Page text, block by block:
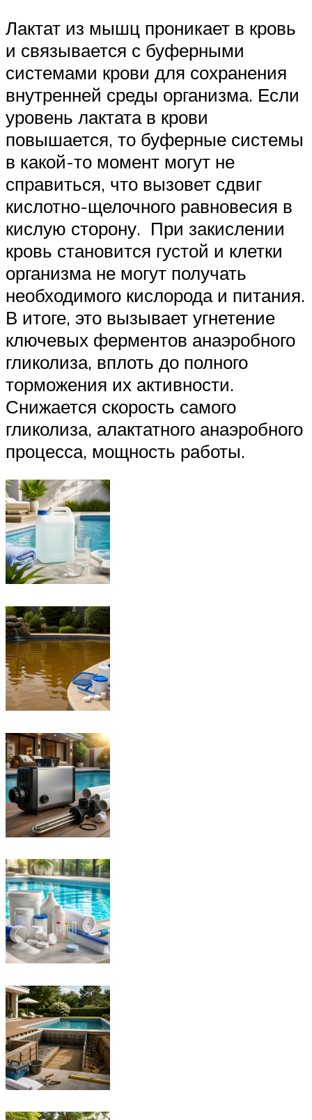
Лактат из мышц проникает в кровь
и связывается с буферными
системами крови для сохранения
внутренней среды организма. Если
уровень лактата в крови
повышается, то буферные системы
в какой-то момент могут не
справиться, что вызовет сдвиг
кислотно-щелочного равновесия в
кислую сторону. При закислении
кровь становится густой и клетки
организма не могут получать
необходимого кислорода и питания.
В итоге, это вызывает угнетение
ключевых ферментов анаэробного
гликолиза, вплоть до полного
торможения их активности.
Снижается скорость самого
гликолиза, алактатного анаэробного
процесса, мощность работы.